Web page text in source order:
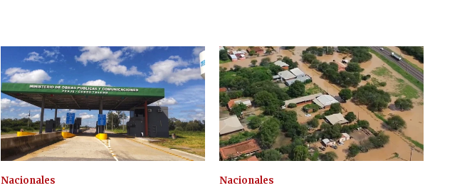
Nacionales Nacionales